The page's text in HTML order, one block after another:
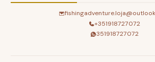
+351918727072
351918727072